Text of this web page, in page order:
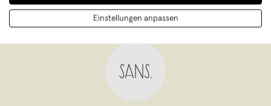
Einstellungen anpassen